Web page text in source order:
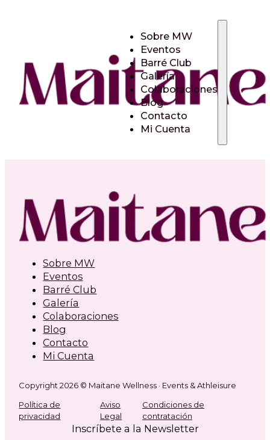
Sobre MW
Eventos
Barré Club
Galería
Colaboraciones
Blog
Contacto
Mi Cuenta
Sobre MW
Eventos
Barré Club
Galería
Colaboraciones
Blog
Contacto
Mi Cuenta
Copyright 2026 © Maitane Wellness · Events & Athleisure
Política de
privacidad
Aviso
Legal
Condiciones de
contratación
Inscríbete a la Newsletter